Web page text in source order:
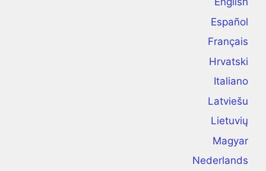
Español
Français
Hrvatski
Italiano
Latviešu
Lietuvių
Magyar
Nederlands